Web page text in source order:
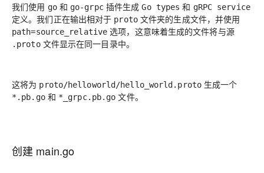
我们使用 go和 go-grpc插件生成Go types 和 gRPC service
定义。我们正在输出相对于 proto文件夹的生成文件，并使用
path=source_relative 选项，这意味着生成的文件将与源
.proto文件显示在同一目录中。
这将为 proto/helloworld/hello_world.proto生成一个
*.pb.go和 *_grpc.pb.go 文件。
创建 main.go